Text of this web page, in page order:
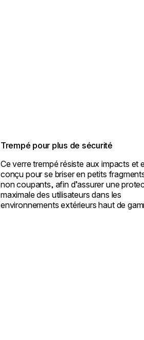
Trempé pour plus de sécurité
Ce verre trempé résiste aux impacts et
conçu pour se briser en petits
non coupants, afin d’assurer une
maximale des utilisateurs dans les
environnements extérieurs haut de